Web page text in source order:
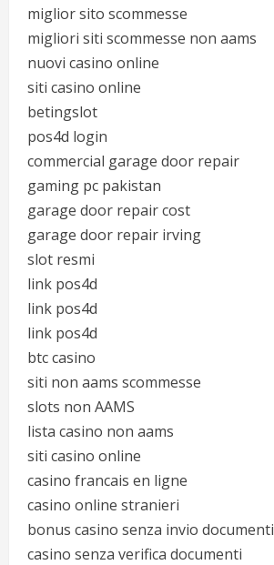
miglior sito scommesse
migliori siti scommesse non aams
nuovi casino online
siti casino online
betingslot
pos4d login
commercial garage door repair
gaming pc pakistan
garage door repair cost
garage door repair irving
slot resmi
link pos4d
link pos4d
link pos4d
btc casino
siti non aams scommesse
slots non AAMS
lista casino non aams
siti casino online
casino francais en ligne
casino online stranieri
bonus casino senza invio documenti
casino senza verifica documenti